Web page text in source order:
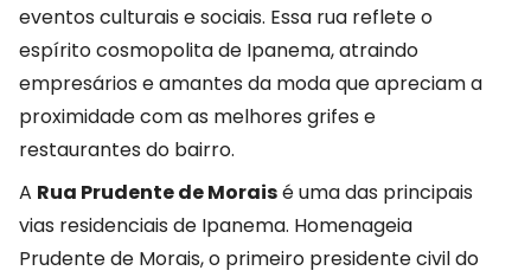
eventos culturais e sociais. Essa rua reflete o
espírito cosmopolita de Ipanema, atraindo
empresários e amantes da moda que apreciam a
proximidade com as melhores grifes e
restaurantes do bairro.
A Rua Prudente de Moraisé uma das principais
vias residenciais de Ipanema. Homenageia
Prudente de Morais, o primeiro presidente civil do